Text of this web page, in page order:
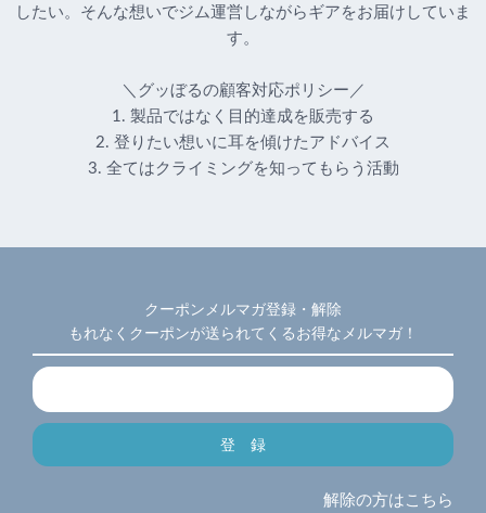
したい。そんな想いでジム運営しながらギアをお届けしていま
す。
＼グッぼるの顧客対応ポリシー／
1. 製品ではなく目的達成を販売する
2. 登りたい想いに耳を傾けたアドバイス
3. 全てはクライミングを知ってもらう活動
クーポンメルマガ登録・解除
もれなくクーポンが送られてくるお得なメルマガ！
解除の方はこちら